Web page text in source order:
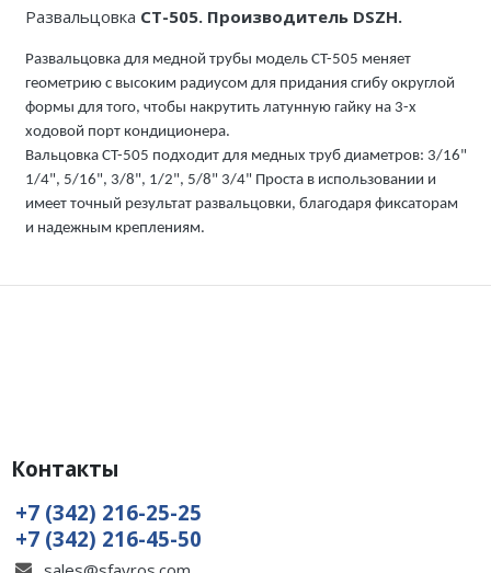
Развальцовка CT-505. Производитель DSZH.
Развальцовка для медной трубы модель CT-505 меняет
геометрию с высоким радиусом для придания сгибу округлой
формы для того, чтобы накрутить латунную гайку на 3-х
ходовой порт кондиционера.
Вальцовка CT-505 подходит для медных труб диаметров: 3/16"
1/4", 5/16", 3/8", 1/2", 5/8" 3/4" Проста в использовании и
имеет точный результат развальцовки, благодаря фиксаторам
и надежным креплениям.
Контакты
+7 (342) 216-25-25
+7 (342) 216-45-50